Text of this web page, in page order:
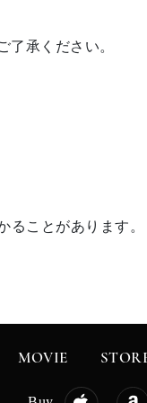
承ください。
ことがあります。
MOVIE